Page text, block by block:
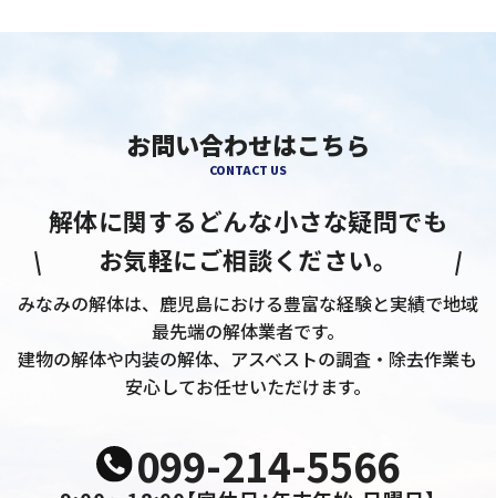
お問い合わせはこちら
CONTACT US
解体に関するどんな小さな疑問でも
お気軽にご相談ください。
みなみの解体は、鹿児島における豊富な経験と実績で地域
最先端の解体業者です。
建物の解体や内装の解体、アスベストの調査・除去作業も
安心してお任せいただけます。
099-214-5566